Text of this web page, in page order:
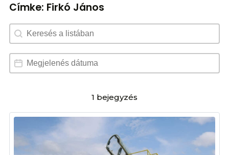
Címke: Firkó János
Search content
Dátum választó
Date
1 bejegyzés